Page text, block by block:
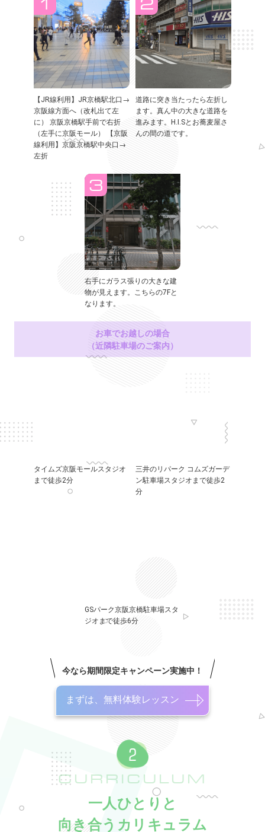
【JR線利用】JR京橋駅北口→
京阪線方面へ（改札出て左
に） 京阪京橋駅手前で右折
（左手に京阪モール） 【京阪
線利用】京阪京橋駅中央口→
左折
道路に突き当たったら左折し
ます。真ん中の大きな道路を
進みます。H.I.Sとお蕎麦屋さ
んの間の道です。
右手にガラス張りの大きな建
物が見えます。こちらの7Fと
なります。
お車でお越しの場合
（近隣駐車場のご案内）
タイムズ京阪モールスタジオ
まで徒歩2分
三井のリパーク コムズガーデ
ン駐車場スタジオまで徒歩2
分
GSパーク京阪京橋駐車場スタ
ジオまで徒歩6分
今なら期間限定キャンペーン実施中！
まずは、無料体験レッスン
CURRICULUM
一人ひとりと
向き合うカリキュラム